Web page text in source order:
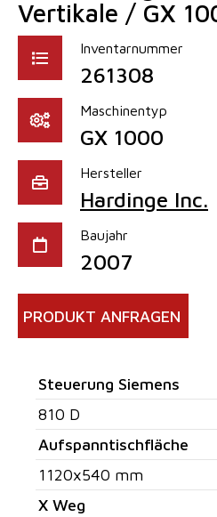
Vertikale / GX
Inventarnummer
261308
Maschinentyp
GX 1000
Hersteller
Hardinge Inc.
Baujahr
2007
PRODUKT ANFRAGEN
Steuerung Siemens
810 D
Aufspanntischfläche
1120x540 mm
X Weg